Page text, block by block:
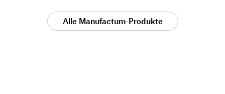
Alle Manufactum-Produkte